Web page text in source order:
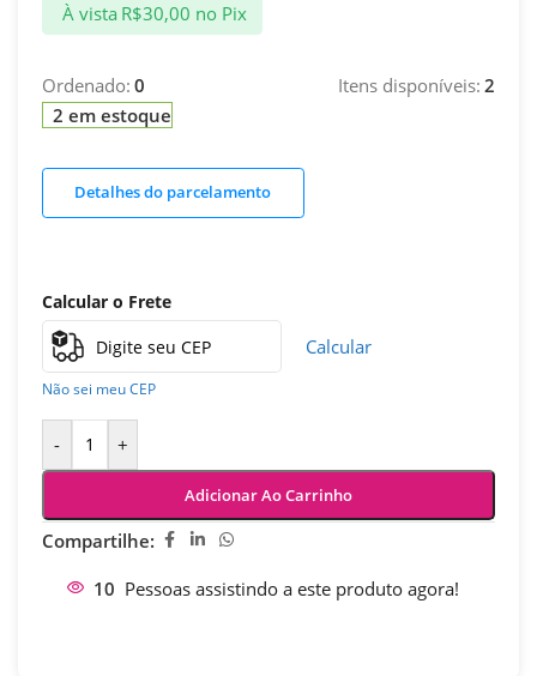
À vista R$30,00 no Pix
Ordenado: 0 Itens disponíveis: 2
2 em estoque
Detalhes do parcelamento
Calcular o Frete
Calcular
Não sei meu CEP
- +
Adicionar Ao Carrinho
Compartilhe:
10 Pessoas assistindo a este produto agora!